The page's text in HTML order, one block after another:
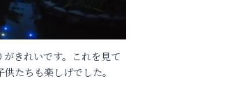
きれいです。これを見て
たちも楽しげでした。